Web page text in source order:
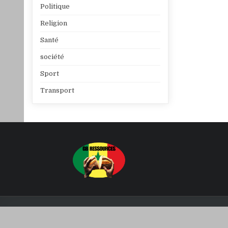
Politique
Religion
Santé
société
Sport
Transport